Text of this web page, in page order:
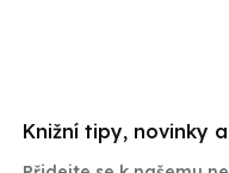
Knižní tipy, novinky